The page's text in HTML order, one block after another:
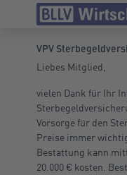
VPV
Liebes Mitglied,
vielen Dank für Ihr
Vorsorge für den
Preise immer
Bestattung kann
20.000 € kosten.